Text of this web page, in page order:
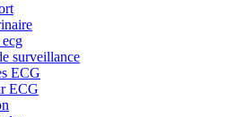
surveillance
ECG
ECG